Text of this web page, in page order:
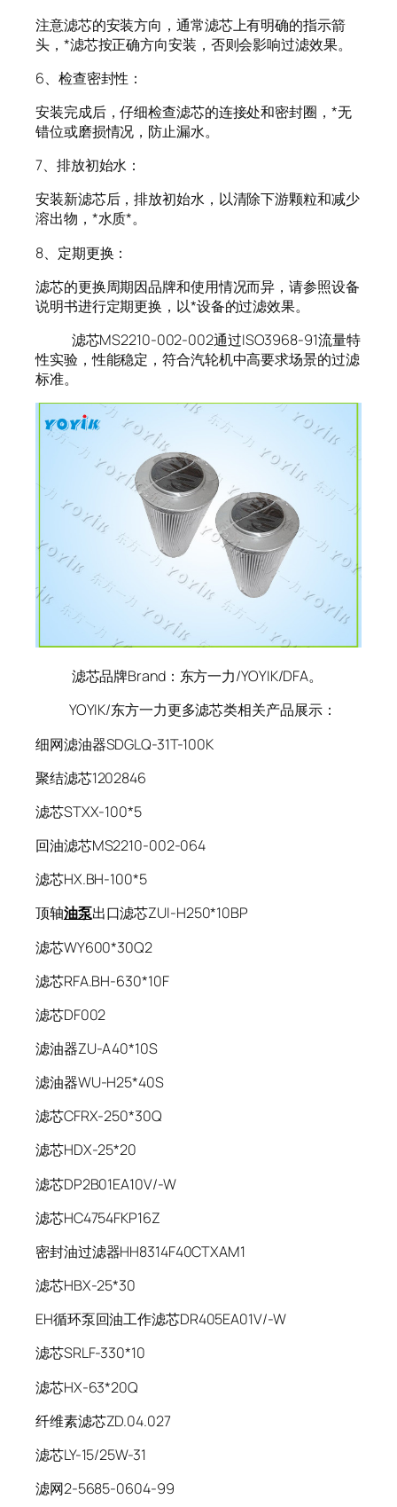
注意滤芯的安装方向，通常滤芯上有明确的指示箭
头，*滤芯按正确方向安装，否则会影响过滤效果。
6、检查密封性：
安装完成后，仔细检查滤芯的连接处和密封圈，*无
错位或磨损情况，防止漏水。
7、排放初始水：
安装新滤芯后，排放初始水，以清除下游颗粒和减少
溶出物，*水质*。
8、定期更换：
滤芯的更换周期因品牌和使用情况而异，请参照设备
说明书进行定期更换，以*设备的过滤效果。
滤芯MS2210-002-002通过ISO3968-91流量特
性实验，性能稳定，符合汽轮机中高要求场景的过滤
标准。
滤芯品牌Brand：东方一力/YOYIK/DFA。
YOYIK/东方一力更多滤芯类相关产品展示：
细网滤油器SDGLQ-31T-100K
聚结滤芯1202846
滤芯STXX-100*5
回油滤芯MS2210-002-064
滤芯HX.BH-100*5
顶轴油泵出口滤芯ZUI-H250*10BP
滤芯WY600*30Q2
滤芯RFA.BH-630*10F
滤芯DF002
滤油器ZU-A40*10S
滤油器WU-H25*40S
滤芯CFRX-250*30Q
滤芯HDX-25*20
滤芯DP2B01EA10V/-W
滤芯HC4754FKP16Z
密封油过滤器HH8314F40CTXAM1
滤芯HBX-25*30
EH循环泵回油工作滤芯DR405EA01V/-W
滤芯SRLF-330*10
滤芯HX-63*20Q
纤维素滤芯ZD.04.027
滤芯LY-15/25W-31
滤网2-5685-0604-99